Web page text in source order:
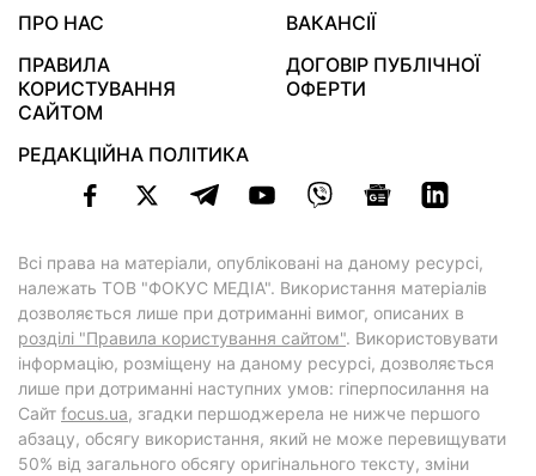
ПРО НАС
ВАКАНСІЇ
ПРАВИЛА
КОРИСТУВАННЯ
САЙТОМ
ДОГОВІР ПУБЛІЧНОЇ
ОФЕРТИ
РЕДАКЦІЙНА ПОЛІТИКА
Всі права на матеріали, опубліковані на даному ресурсі,
належать ТОВ "ФОКУС МЕДІА". Використання матеріалів
дозволяється лише при дотриманні вимог, описаних в
розділі "Правила користування сайтом". Використовувати
інформацію, розміщену на даному ресурсі, дозволяється
лише при дотриманні наступних умов: гіперпосилання на
Cайт focus.ua, згадки першоджерела не нижче першого
абзацу, обсягу використання, який не може перевищувати
50% від загального обсягу оригінального тексту, зміни